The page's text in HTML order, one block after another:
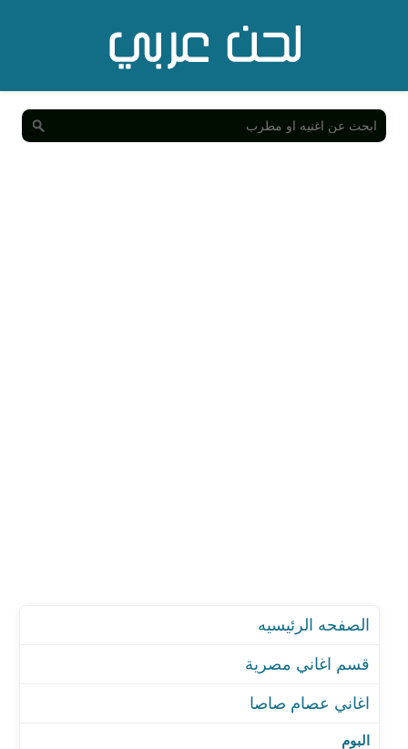
البوم
اغنية مهرجان عم البكيت